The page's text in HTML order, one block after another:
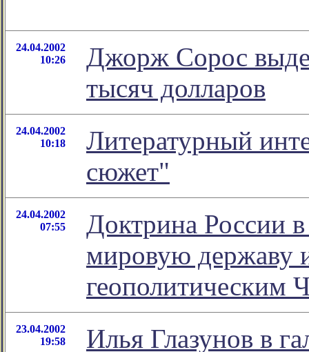
24.04.2002
10:26
Джорж Сорос
тысяч долларов
24.04.2002
10:18
Литературный
сюжет"
24.04.2002
07:55
Доктрина России
мировую державу
геополитическим
23.04.2002
19:58
Илья Глазунов в